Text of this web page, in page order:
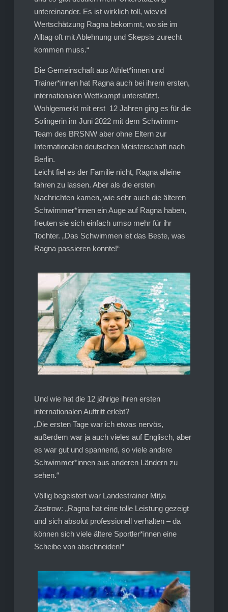
untereinander. Es ist wirklich toll, wieviel
Wertschätzung Ragna bekommt, wo sie im
Alltag oft mit Ablehnung und Skepsis zurecht
kommen muss.“
Die Gemeinschaft aus Athlet*innen und
Trainer*innen hat Ragna auch bei ihrem ersten,
internationalen Wettkampf unterstützt.
Wohlgemerkt mit erst 12 Jahren ging es für die
Solingerin im Juni 2022 mit dem Schwimm-
Team des BRSNW aber ohne Eltern zur
Internationalen deutschen Meisterschaft nach
Berlin.
Leicht fiel es der Familie nicht, Ragna alleine
fahren zu lassen. Aber als die ersten
Nachrichten kamen, wie sehr auch die älteren
Schwimmer*innen ein Auge auf Ragna haben,
freuten sie sich einfach umso mehr für ihr
Tochter. „Das Schwimmen ist das Beste, was
Ragna passieren konnte!“
Und wie hat die 12 jährige ihren ersten
internationalen Auftritt erlebt?
„Die ersten Tage war ich etwas nervös,
außerdem war ja auch vieles auf Englisch, aber
es war gut und spannend, so viele andere
Schwimmer*innen aus anderen Ländern zu
sehen.“
Völlig begeistert war Landestrainer Mitja
Zastrow: „Ragna hat eine tolle Leistung gezeigt
und sich absolut professionell verhalten – da
können sich viele ältere Sportler*innen eine
Scheibe von abschneiden!“